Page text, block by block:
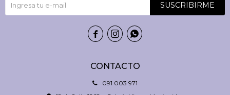
CONTACTO
091 003 971
SUSCRIBIRME
  